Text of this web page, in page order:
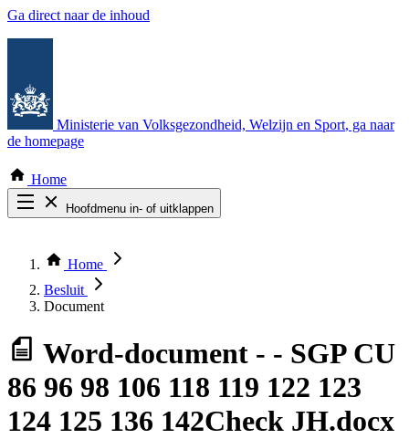
Ga direct naar de inhoud
Ministerie van Volksgezondheid, Welzijn en Sport, ga naar
de homepage
Home
Hoofdmenu in- of uitklappen
Thema COVID-19
Bekijk per bestuursorgaan
Home
Besluit
Document
Word-document - - SGP CU
86 96 98 106 118 119 122 123
124 125 136 142Check JH.docx